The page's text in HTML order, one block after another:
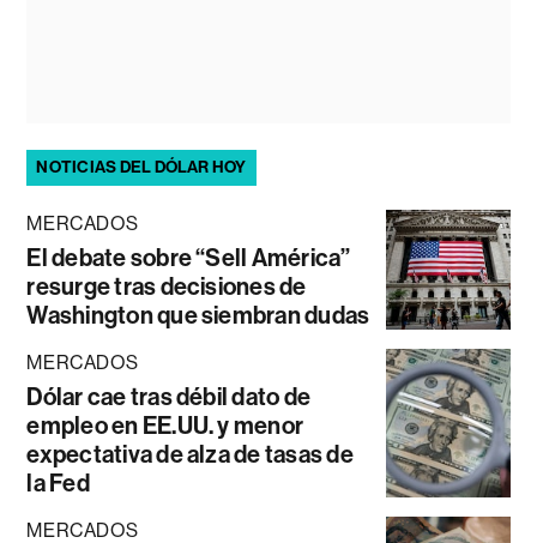
NOTICIAS DEL DÓLAR HOY
MERCADOS
El debate sobre “Sell América”
resurge tras decisiones de
Washington que siembran dudas
MERCADOS
Dólar cae tras débil dato de
empleo en EE.UU. y menor
expectativa de alza de tasas de
la Fed
MERCADOS